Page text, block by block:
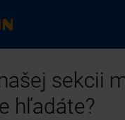
sekcii
hľadáte?